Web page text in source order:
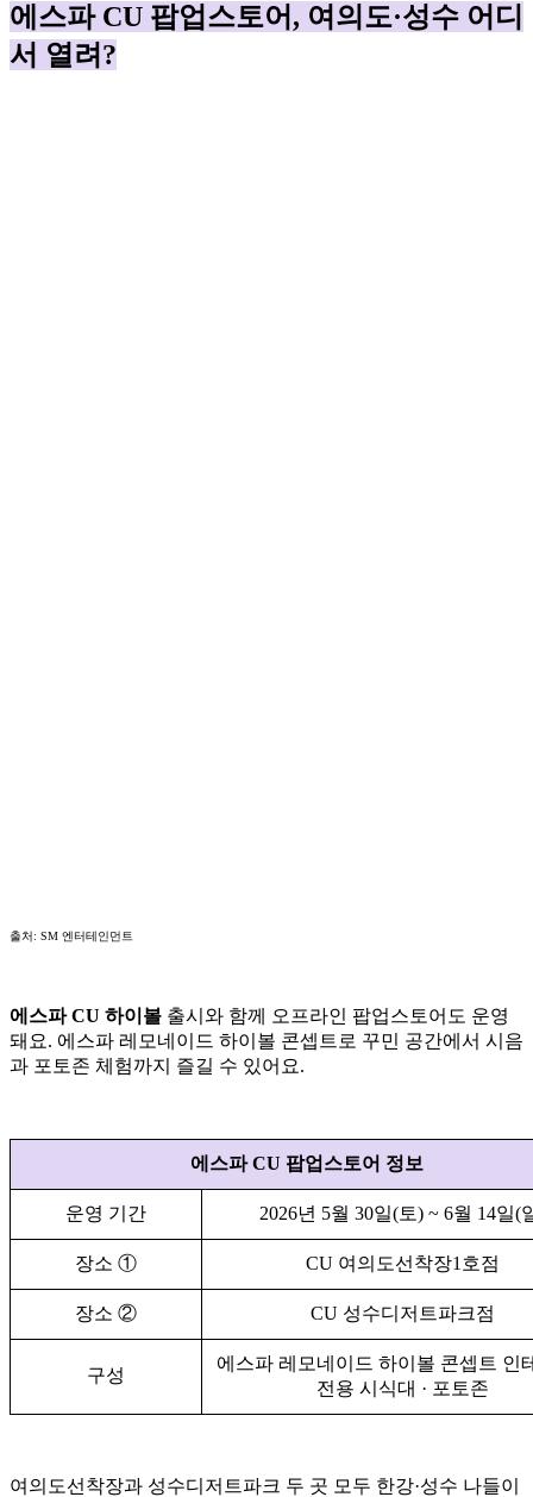
에스파 CU 팝업스토어, 여의도·성수 어디
서 열려?
출처: SM 엔터테인먼트
에스파 CU 하이볼 출시와 함께 오프라인 팝업스토어도 운영
돼요. 에스파 레모네이드 하이볼 콘셉트로 꾸민 공간에서 시음
과 포토존 체험까지 즐길 수 있어요.
에스파 CU 팝업스토어 정보
운영 기간 2026년 5월 30일(토) ~ 6월 14일(
장소 ① CU 여의도선착장1호점
장소 ② CU 성수디저트파크점
구성
에스파 레모네이드 하이볼 콘셉트 인
전용 시식대 · 포토존
여의도선착장과 성수디저트파크 두 곳 모두 한강·성수 나들이